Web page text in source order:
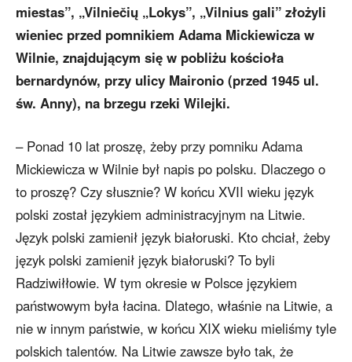
miestas”, „Vilniečių „Lokys”, „Vilnius gali” złożyli
wieniec przed pomnikiem Adama Mickiewicza w
Wilnie, znajdującym się w pobliżu kościoła
bernardynów, przy ulicy Maironio (przed 1945 ul.
św. Anny), na brzegu rzeki Wilejki.
– Ponad 10 lat proszę, żeby przy pomniku Adama
Mickiewicza w Wilnie był napis po polsku. Dlaczego o
to proszę? Czy słusznie? W końcu XVII wieku język
polski został językiem administracyjnym na Litwie.
Język polski zamienił język białoruski. Kto chciał, żeby
język polski zamienił język białoruski? To byli
Radziwiłłowie. W tym okresie w Polsce językiem
państwowym była łacina. Dlatego, właśnie na Litwie, a
nie w innym państwie, w końcu XIX wieku mieliśmy tyle
polskich talentów. Na Litwie zawsze było tak, że